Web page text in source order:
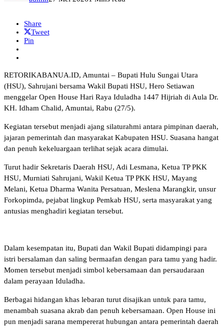
Share
Tweet
Pin
RETORIKABANUA.ID, Amuntai – Bupati Hulu Sungai Utara
(HSU), Sahrujani bersama Wakil Bupati HSU, Hero Setiawan
menggelar Open House Hari Raya Iduladha 1447 Hijriah di Aula Dr.
KH. Idham Chalid, Amuntai, Rabu (27/5).
Kegiatan tersebut menjadi ajang silaturahmi antara pimpinan daerah,
jajaran pemerintah dan masyarakat Kabupaten HSU. Suasana hangat
dan penuh kekeluargaan terlihat sejak acara dimulai.
Turut hadir Sekretaris Daerah HSU, Adi Lesmana, Ketua TP PKK
HSU, Murniati Sahrujani, Wakil Ketua TP PKK HSU, Mayang
Melani, Ketua Dharma Wanita Persatuan, Meslena Marangkir, unsur
Forkopimda, pejabat lingkup Pemkab HSU, serta masyarakat yang
antusias menghadiri kegiatan tersebut.
Dalam kesempatan itu, Bupati dan Wakil Bupati didampingi para
istri bersalaman dan saling bermaafan dengan para tamu yang hadir.
Momen tersebut menjadi simbol kebersamaan dan persaudaraan
dalam perayaan Iduladha.
Berbagai hidangan khas lebaran turut disajikan untuk para tamu,
menambah suasana akrab dan penuh kebersamaan. Open House ini
pun menjadi sarana mempererat hubungan antara pemerintah daerah